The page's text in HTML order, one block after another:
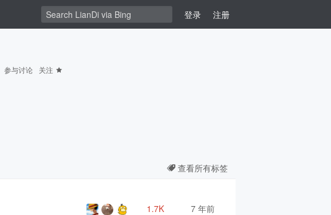
登录 注册
参与讨论 关注
查看所有标签
1.7K 7 年前